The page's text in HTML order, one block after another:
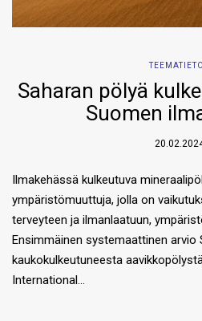
Saharan pölyä
Suomen
Ilmakehässä kulkeutuva
ympäristömuuttuja, jolla on
terveyteen ja ilmanlaatuun,
Ensimmäinen systemaattinen arvio
kaukokulkeutuneesta
International…